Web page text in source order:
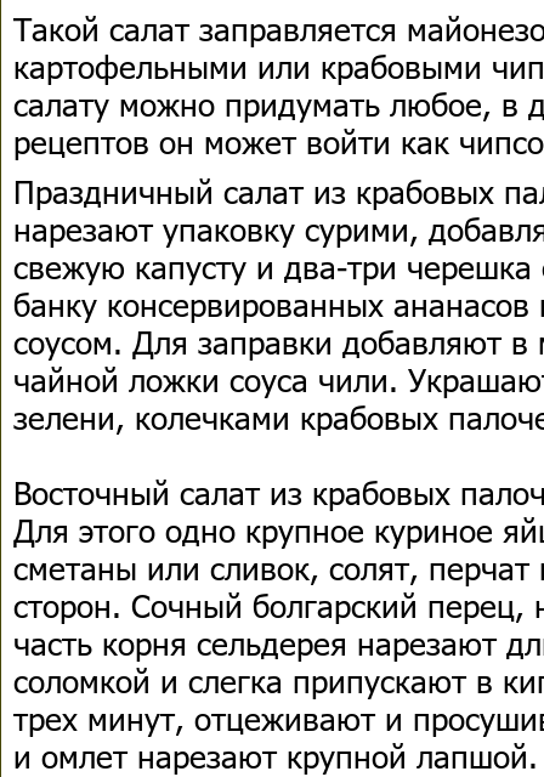
Такой салат заправляется
картофельными или крабовыми
салату можно придумать любое, в
рецептов он может войти как
Праздничный салат из крабовых
нарезают упаковку сурими,
свежую капусту и два-три
банку консервированных
соусом. Для заправки добавляют в
чайной ложки соуса чили.
зелени, колечками крабовых
Восточный салат из крабовых
Для этого одно крупное куриное
сметаны или сливок, солят,
сторон. Сочный болгарский
часть корня сельдерея нарезают
соломкой и слегка припускают в
трех минут, отцеживают и
и омлет нарезают крупной лапшой.